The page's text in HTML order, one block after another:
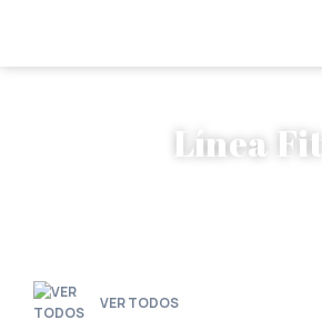
Línea Fit
VER TODOS